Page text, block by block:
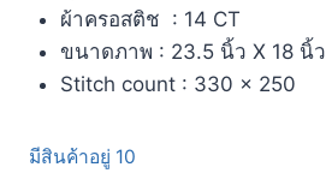
ผ้าครอสติช : 14 CT
ขนาดภาพ : 23.5 นิ้ว X 18 นิ้ว
Stitch count : 330 x 250
มีสินค้าอยู่ 10